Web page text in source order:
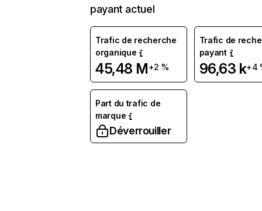
payant actuel
Trafic de recherche
organique
45,48 M+2 %
Trafic de
payant
96,63 k+4
Part du trafic de
marque
Déverrouiller